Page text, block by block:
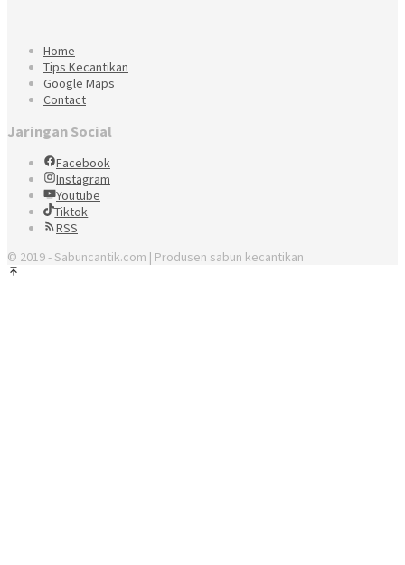
Home
Tips Kecantikan
Google Maps
Contact
Jaringan Social
Facebook
Instagram
Youtube
Tiktok
RSS
© 2019 - Sabuncantik.com | Produsen sabun kecantikan